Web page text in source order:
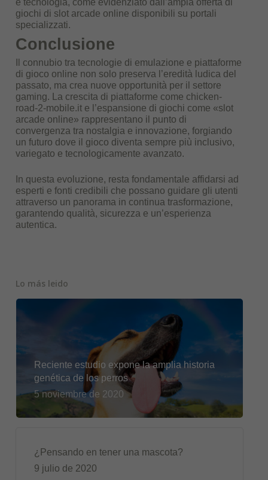
e tecnologia, come evidenziato dall’ampia offerta di
giochi di slot arcade online disponibili su portali
specializzati.
Conclusione
Il connubio tra tecnologie di emulazione e piattaforme
di gioco online non solo preserva l’eredità ludica del
passato, ma crea nuove opportunità per il settore
gaming. La crescita di piattaforme come chicken-
road-2-mobile.it e l’espansione di giochi come «slot
arcade online» rappresentano il punto di
convergenza tra nostalgia e innovazione, forgiando
un futuro dove il gioco diventa sempre più inclusivo,
variegato e tecnologicamente avanzato.
In questa evoluzione, resta fondamentale affidarsi ad
esperti e fonti credibili che possano guidare gli utenti
attraverso un panorama in continua trasformazione,
garantendo qualità, sicurezza e un’esperienza
autentica.
Lo más leido
Reciente estudio expone la amplia historia
genética de los perros
5 noviembre de 2020
¿Pensando en tener una mascota?
9 julio de 2020